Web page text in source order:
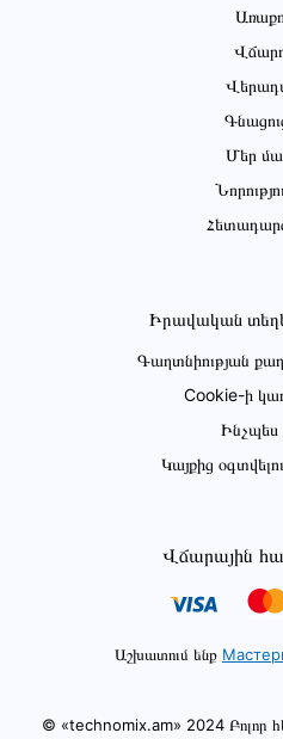
Մեր
Իրավական
Գաղտնիության
Cookie-ի
Ինչպես
Կայքից
Վճարային
Աշխատում ենք
© «technomix.am» 2024 Բոլոր